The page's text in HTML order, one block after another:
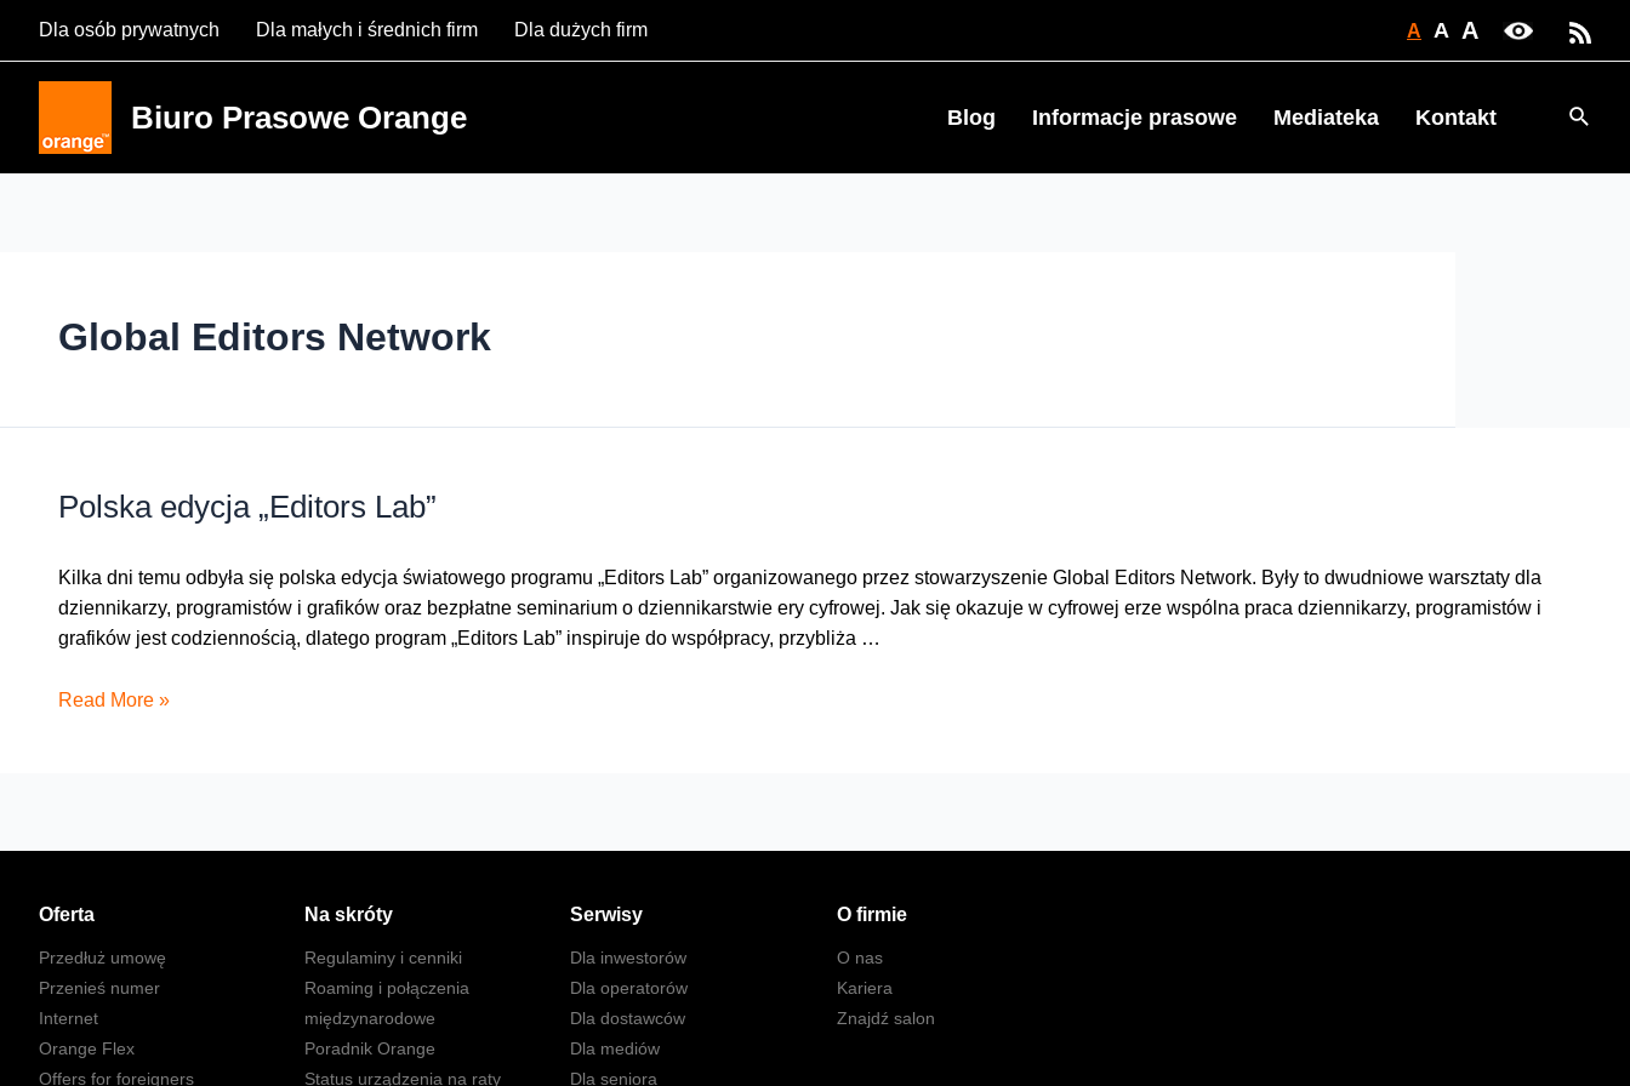
Dla osób prywatnych Dla małych i średnich firm Dla dużych firm A A A
Biuro Prasowe Orange Blog Informacje prasowe Mediateka Kontakt
Global Editors Network
Polska edycja „Editors Lab”
Kilka dni temu odbyła się polska edycja światowego programu „Editors Lab” organizowanego przez stowarzyszenie Global Editors Network. Były to dwudniowe warsztaty dla
dziennikarzy, programistów i grafików oraz bezpłatne seminarium o dziennikarstwie ery cyfrowej. Jak się okazuje w cyfrowej erze wspólna praca dziennikarzy, programistów i
grafików jest codziennością, dlatego program „Editors Lab” inspiruje do współpracy, przybliża …
Polska
Read More »
Oferta
Przedłuż umowę
Przenieś numer
Internet
Orange Flex
Offers for foreigners
Na skróty
Regulaminy i cenniki
Roaming i połączenia
międzynarodowe
Poradnik Orange
Status urządzenia na raty
Serwisy
Dla inwestorów
Dla operatorów
Dla dostawców
Dla mediów
Dla seniora
O firmie
O nas
Kariera
Znajdź salon